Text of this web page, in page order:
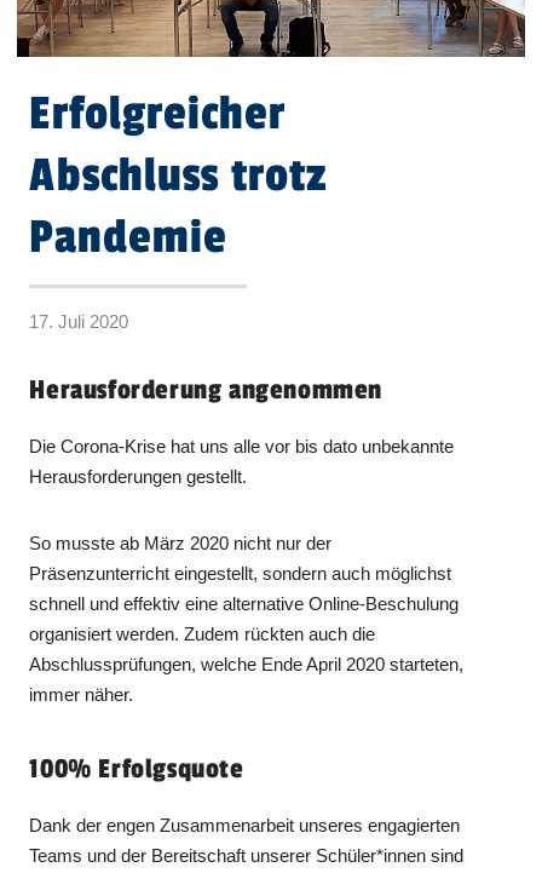
Erfolgreicher
Abschluss trotz
Pandemie
17. Juli 2020
Herausforderung angenommen
Die Corona-Krise hat uns alle vor bis dato unbekannte
Herausforderungen gestellt.
So musste ab März 2020 nicht nur der
Präsenzunterricht eingestellt, sondern auch möglichst
schnell und effektiv eine alternative Online-Beschulung
organisiert werden. Zudem rückten auch die
Abschlussprüfungen, welche Ende April 2020 starteten,
immer näher.
100% Erfolgsquote
Dank der engen Zusammenarbeit unseres engagierten
Teams und der Bereitschaft unserer Schüler*innen sind